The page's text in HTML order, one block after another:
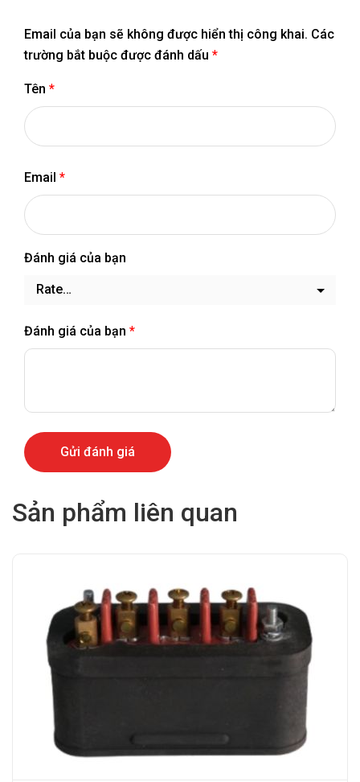
Email của bạn sẽ không được hiển thị công khai. Các
trường bắt buộc được đánh dấu *
Tên *
Email *
Đánh giá của bạn
Đánh giá của bạn *
Sản phẩm liên quan